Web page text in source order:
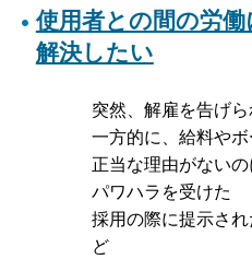
使用者との間の労
解決したい
突然、解雇を告げら
一方的に、給料や
正当な理由がない
パワハラを受けた
採用の際に提示さ
ど